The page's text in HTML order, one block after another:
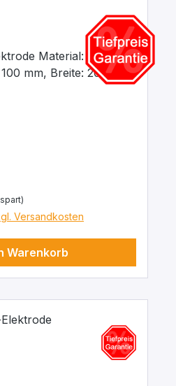
Material:
mm, Breite: 20 mm,
Versandkosten
Warenkorb